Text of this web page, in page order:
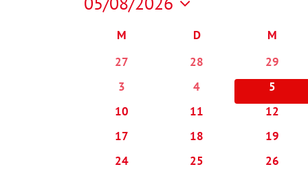
wählen.
Kalender
M DDIENSTAG M
0
27
0
Veranstaltungen
28
0
29
0
3
0
Veranstaltungen
4
0
5
0
10
0
11
0
12
0
17
0
18
0
19
0
24
0
25
0
26